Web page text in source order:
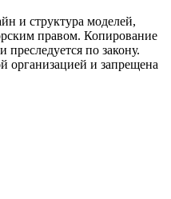
и структура моделей,
правом. Копирование
по закону.
и запрещена